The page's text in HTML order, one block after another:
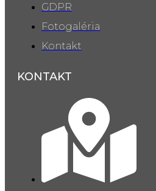
GDPR
Fotogaléria
Kontakt
KONTAKT